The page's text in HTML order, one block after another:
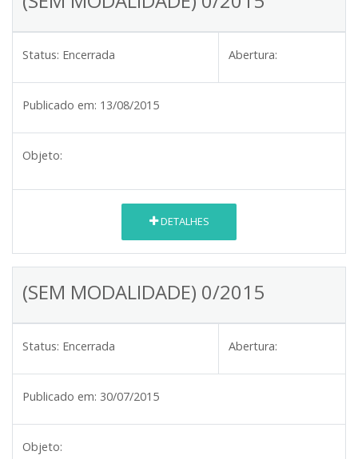
Status: Encerrada Abertura:
Publicado em: 13/08/2015
Objeto:
DETALHES
(SEM MODALIDADE) 0/2015
Status: Encerrada Abertura:
Publicado em: 30/07/2015
Objeto: